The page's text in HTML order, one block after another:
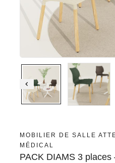
MOBILIER DE SALLE
MÉDICAL
PACK DIAMS 3